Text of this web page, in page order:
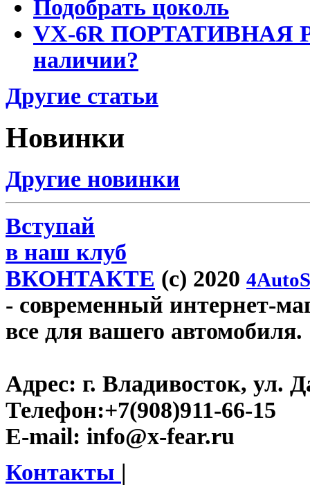
Подобрать цоколь
VX-6R ПОРТАТИВНАЯ
наличии?
Другие статьи
Новинки
Другие новинки
Вступай
в наш клуб
ВКОНТАКТЕ (c) 2020
- современный интернет-
все для вашего автомобиля.
Адрес: г. Владивосток, ул.
Телефон:+7(908)911-66-15
E-mail: info@x-fear.ru
Контакты |